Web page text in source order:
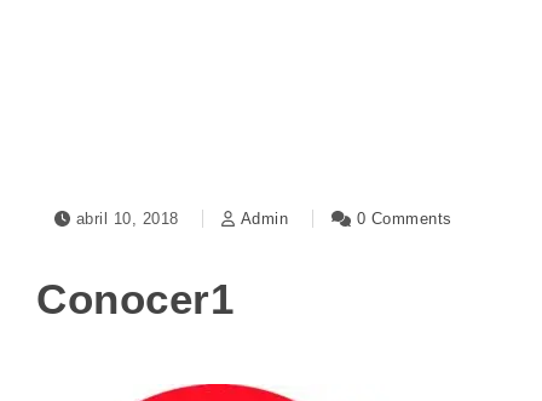
abril 10, 2018 Admin 0 Comments
Conocer1